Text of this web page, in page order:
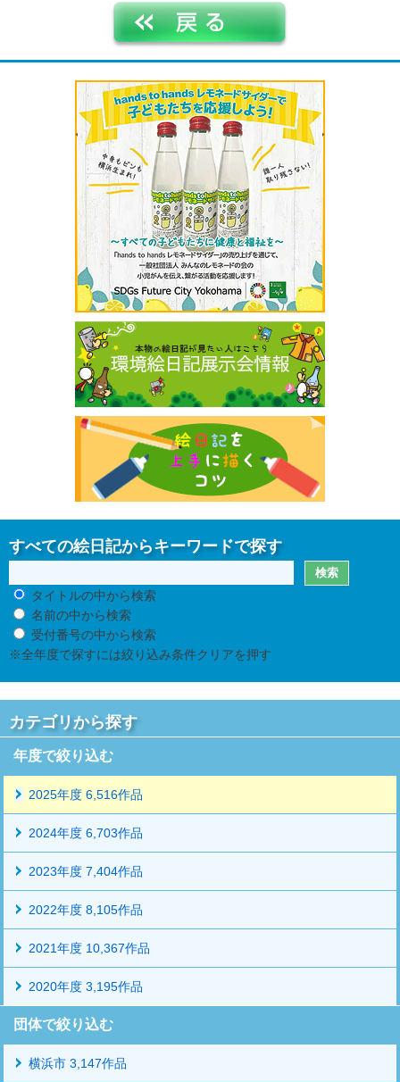
すべての絵日記からキーワードで探す
タイトルの中から検索
名前の中から検索
受付番号の中から検索
※全年度で探すには絞り込み条件クリアを押す
カテゴリから探す
年度で絞り込む
2025年度 6,516作品
2024年度 6,703作品
2023年度 7,404作品
2022年度 8,105作品
2021年度 10,367作品
2020年度 3,195作品
団体で絞り込む
横浜市 3,147作品